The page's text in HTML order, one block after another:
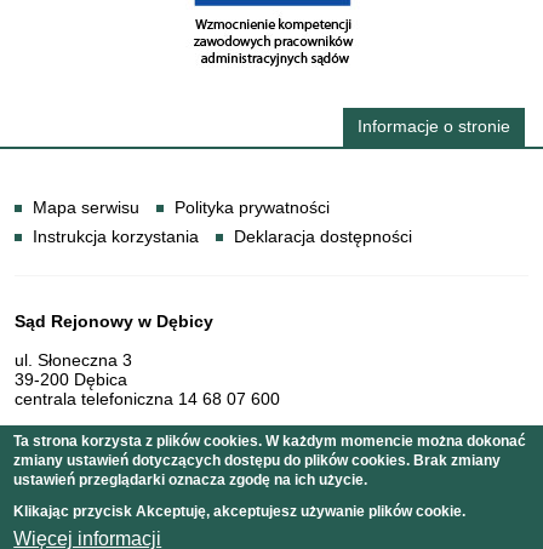
Informacje o stronie
Mapa serwisu
Polityka prywatności
Instrukcja korzystania
Deklaracja dostępności
Dane teleadresowe
Sąd Rejonowy w Dębicy
ul. Słoneczna 3
39-200 Dębica
centrala telefoniczna 14 68 07 600
Serwis pełni funkcję strony Biuletynu Informacji Publicznej
Ta strona korzysta z plików cookies. W każdym momencie można dokonać
zmiany ustawień dotyczących dostępu do plików cookies. Brak zmiany
ustawień przeglądarki oznacza zgodę na ich użycie.
Klikając przycisk Akceptuję, akceptujesz używanie plików cookie.
Więcej informacji